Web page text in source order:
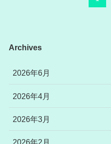
Archives
2026年6月
2026年4月
2026年3月
2026年2月